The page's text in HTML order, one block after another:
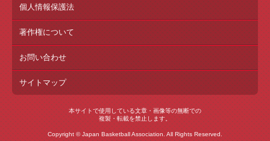
個人情報保護法
著作権について
お問い合わせ
サイトマップ
本サイトで使用している文章・画像等の無断での
複製・転載を禁止します。
Copyright © Japan Basketball Association. All Rights Reserved.